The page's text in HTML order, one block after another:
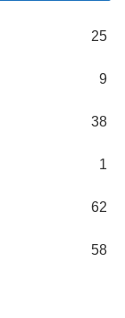
25
9
38
1
62
58